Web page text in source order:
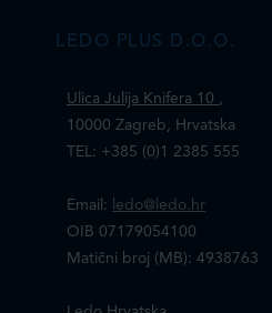
LEDO PLUS D.O.O.
Ulica Julija Knifera 10 ,
10000 Zagreb, Hrvatska
TEL: +385 (0)1 2385 555
Email:
ledo@ledo.hr
OIB 07179054100
Matični broj (MB): 4938763